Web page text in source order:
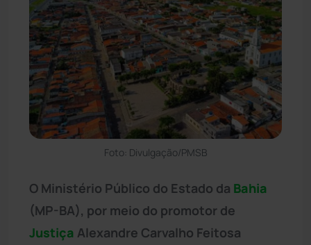
Foto: Divulgação/PMSB
O Ministério Público do Estado da Bahia
(MP-BA), por meio do promotor de
Justiça Alexandre Carvalho Feitosa